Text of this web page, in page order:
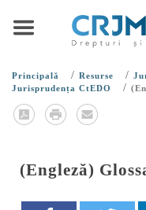
Principală / Resurse /
Jurisprudența CtEDO /
(Engleză)